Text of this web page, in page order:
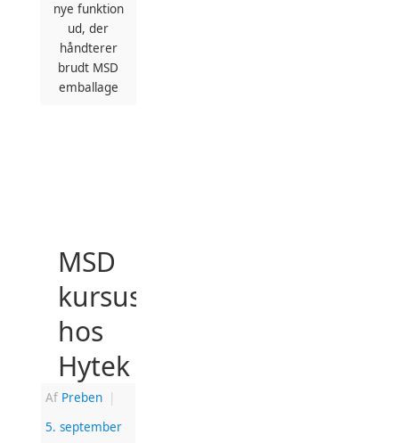
nye funktion
ud, der
håndterer
brudt MSD
emballage
MSD
kursus
hos
Hytek
Af Preben |
5. september